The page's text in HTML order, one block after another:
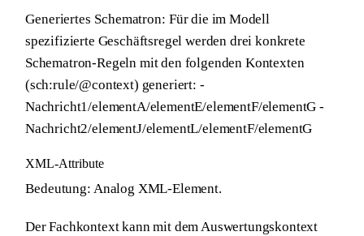
Generiertes Schematron: Für die im Modell
spezifizierte Geschäftsregel werden drei konkrete
Schematron-Regeln mit den folgenden Kontexten
(sch:rule/@context) generiert: -
Nachricht1/elementA/elementE/elementF/elementG -
Nachricht2/elementJ/elementL/elementF/elementG
XML-Attribute
Bedeutung: Analog XML-Element.
Der Fachkontext kann mit dem Auswertungskontext